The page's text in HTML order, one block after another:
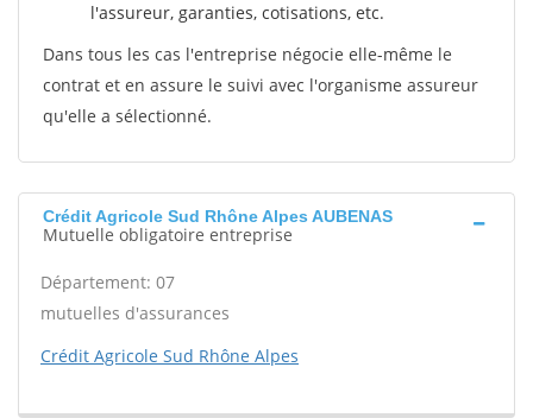
l'assureur, garanties, cotisations, etc.
Dans tous les cas l'entreprise négocie elle-même le
contrat et en assure le suivi avec l'organisme assureur
qu'elle a sélectionné.
Crédit Agricole Sud Rhône Alpes AUBENAS
Mutuelle obligatoire entreprise
Département: 07
mutuelles d'assurances
Crédit Agricole Sud Rhône Alpes